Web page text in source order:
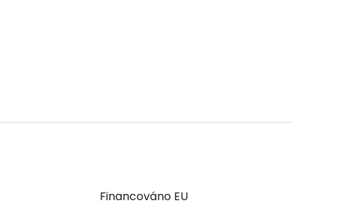
Financováno EU